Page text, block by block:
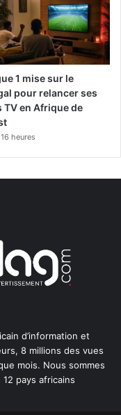
1 mise sur le
pour relancer ses
TV en Afrique de
heures
d’information et
8 millions des vues
mois. Nous sommes
pays africains